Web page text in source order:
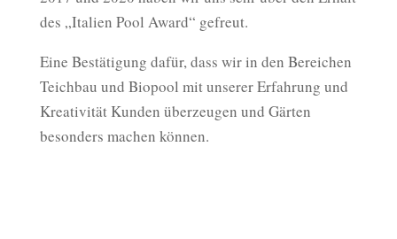
des „Italien Pool Award“ gefreut.
Eine Bestätigung dafür, dass wir in den Bereichen
Teichbau und Biopool mit unserer Erfahrung und
Kreativität Kunden überzeugen und Gärten
besonders machen können.